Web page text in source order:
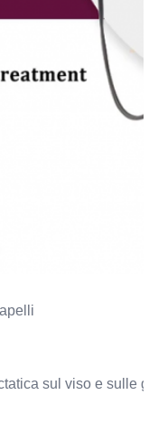
sul viso e sulle